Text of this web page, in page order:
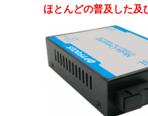
ほとんどの普及した